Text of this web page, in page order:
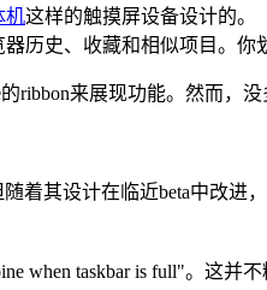
机这样的触摸屏设备设计的。
历史、收藏和相似项目。你
ribbon来展现功能。然而，
着其设计在临近beta中改
when taskbar is full"。这并